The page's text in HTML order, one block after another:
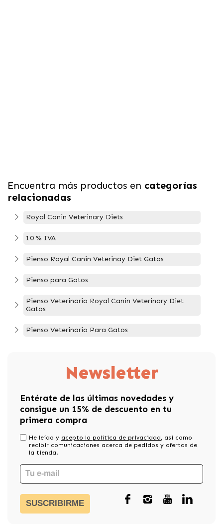
Encuentra más productos en categorías
relacionadas
Royal Canin Veterinary Diets
10 % IVA
Pienso Royal Canin Veterinay Diet Gatos
Pienso para Gatos
Pienso Veterinario Royal Canin Veterinary Diet
Gatos
Pienso Veterinario Para Gatos
Newsletter
Entérate de las últimas novedades y
consigue un 15% de descuento en tu
primera compra
He leído y acepto la política de privacidad, asi como
recibir comunicaciones acerca de pedidos y ofertas de
la tienda.
SUSCRIBIRME